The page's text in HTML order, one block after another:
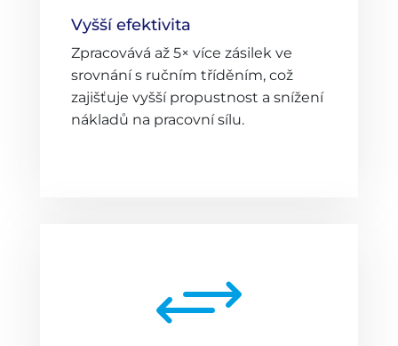
Vyšší efektivita
Zpracovává až 5× více zásilek ve
srovnání s ručním tříděním, což
zajišťuje vyšší propustnost a snížení
nákladů na pracovní sílu.
+